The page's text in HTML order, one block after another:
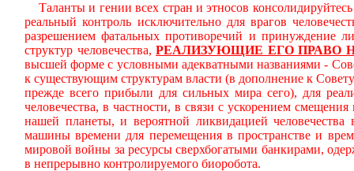
Таланты и гении всех стран и этносов
реальный контроль исключительно для врагов
разрешением фатальных противоречий и принуждение
структур человечества,РЕАЛИЗУЮЩИЕ ЕГО ПРАВО
высшей форме с условными адекватными названиями -
к существующим структурам власти (в дополнение к
прежде всего прибыли для сильных мира сего), для
человечества, в частности, в связи с ускорением
нашей планеты, и вероятной ликвидацией
машины времени для перемещения в пространстве и
мировой войны за ресурсы сверхбогатыми банкирами,
в непрерывно контролируемого биоробота.